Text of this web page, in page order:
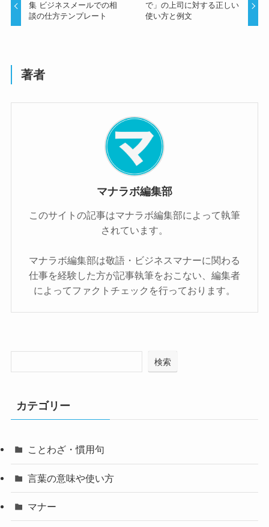
集 ビジネスメールでの相
談の仕方テンプレート
で」の上司に対する正しい
使い方と例文
著者
マナラボ編集部
このサイトの記事はマナラボ編集部によって執筆
されています。
マナラボ編集部は敬語・ビジネスマナーに関わる
仕事を経験した方が記事執筆をおこない、編集者
によってファクトチェックを行っております。
検索
カテゴリー
ことわざ・慣用句
言葉の意味や使い方
マナー